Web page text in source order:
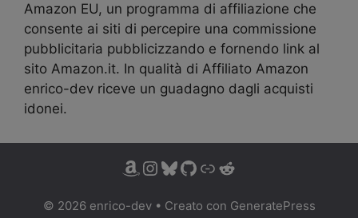
Amazon EU, un programma di affiliazione che
consente ai siti di percepire una commissione
pubblicitaria pubblicizzando e fornendo link al
sito Amazon.it. In qualità di Affiliato Amazon
enrico-dev riceve un guadagno dagli acquisti
idonei.
© 2026 enrico-dev• Creato con GeneratePress